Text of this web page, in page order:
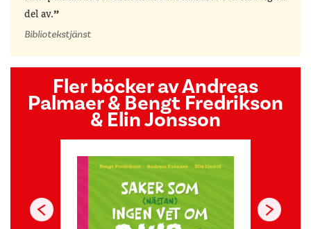
del av.
Bibliotekstjänst
Fler böcker av Andreas
Palmaer & Bengt Fredrikson
& Elin Jonsson